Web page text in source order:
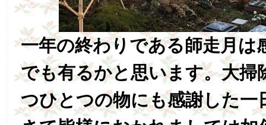
一年の終わりである師走月は
でも有るかと思います。大掃
つひとつの物にも感謝した一